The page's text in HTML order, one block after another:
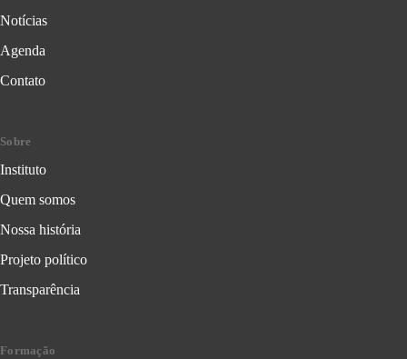
Notícias
Agenda
Contato
Sobre
Instituto
Quem somos
Nossa história
Projeto político
Transparência
Formação